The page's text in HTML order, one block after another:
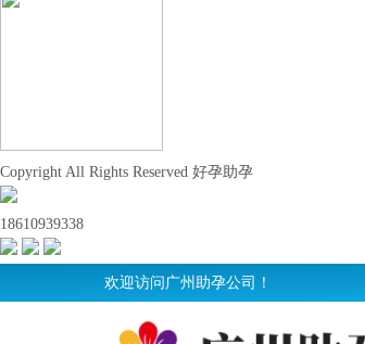
Copyright All Rights Reserved 好孕助孕
18610939338
欢迎访问广州助孕公司！